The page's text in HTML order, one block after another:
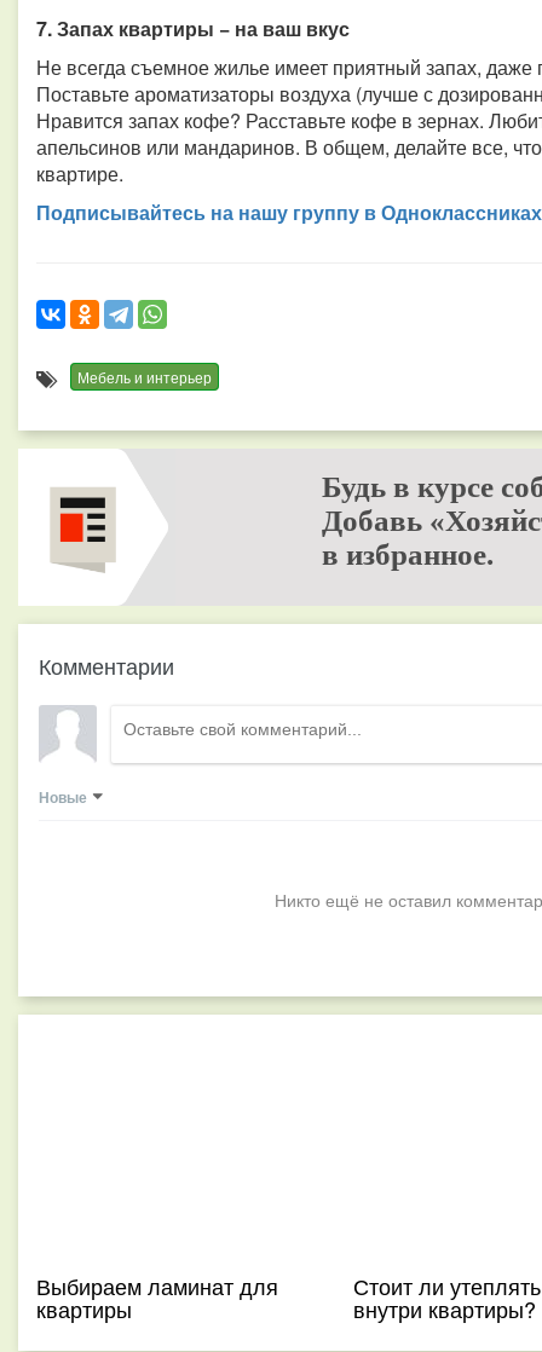
7. Запах квартиры − на ваш вкус
Не всегда съемное жилье имеет приятный запах, даже
Поставьте ароматизаторы воздуха (лучше с
Нравится запах кофе? Расставьте кофе в зернах.
апельсинов или мандаринов. В общем, делайте все,
квартире.
Подписывайтесь на нашу группу в Одноклассниках
Мебель и интерьер
Будь в курсе
Добавь
в избранное.
Комментарии
Новые
Никто ещё не оставил
Выбираем ламинат для
квартиры
Стоит ли
внутри квартиры?